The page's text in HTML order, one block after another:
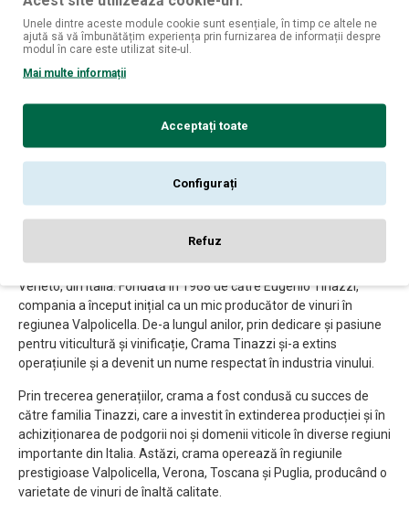
sticlă, pentru a-și dezvolta mai departe caracteristicile și
aromele. În general, Amarone della Valpolicella Classico
Riserva este un vin care necesită o perioadă de
ajunge la un echilibru perfect între arome, aciditate și
Valpolicella Classico Riserva sunt considerate vinuri de prestigiu,
datorită complexității lor și a procesului de producție meticulos.
Crama Tinazzi este o crama renumită cu sediul în regiunea
Veneto, din Italia. Fondată în 1968 de către Eugenio Tinazzi,
compania a început inițial ca un mic producător de vinuri în
regiunea Valpolicella. De-a lungul anilor, prin dedicare și pasiune
pentru viticultură și vinificație, Crama Tinazzi și-a extins
operațiunile și a devenit un nume respectat în industria vinului.
Prin trecerea generațiilor, crama a fost condusă cu succes de
către familia Tinazzi, care a investit în extinderea producției și în
achiziționarea de podgorii noi și domenii viticole în diverse regiuni
importante din Italia. Astăzi, crama operează în regiunile
prestigioase Valpolicella, Verona, Toscana și Puglia, producând o
varietate de vinuri de înaltă calitate.
Unele dintre aceste module cookie sunt esențiale, în timp ce altele ne
ajută să vă îmbunătățim experiența prin furnizarea de informații despre
modul în care este utilizat site-ul.
Mai multe informații
Acceptați toate
Configurați
Refuz